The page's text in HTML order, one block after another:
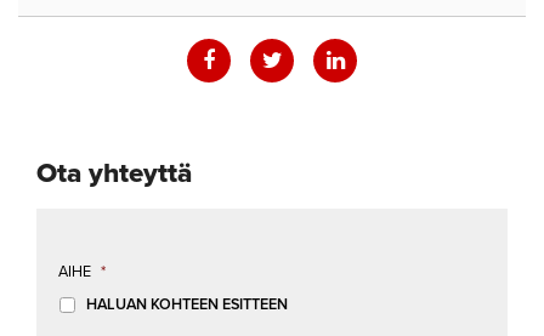
Ota yhteyttä
AIHE *
HALUAN KOHTEEN ESITTEEN